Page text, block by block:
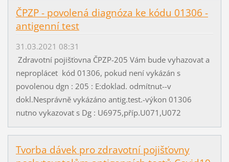
ČPZP - povolená diagnóza ke kódu 01306 -
antigenní test
31.03.2021 08:31
Zdravotní pojišťovna ČPZP-205 Vám bude vyhazovat a
neproplácet kód 01306, pokud není vykázán s
povolenou dgn : 205 : E:doklad. odmítnut--v
dokl.Nesprávně vykázáno antig.test.-výkon 01306
nutno vykazovat s Dg : U6975,příp.U071,U072
Tvorba dávek pro zdravotní pojišťovny